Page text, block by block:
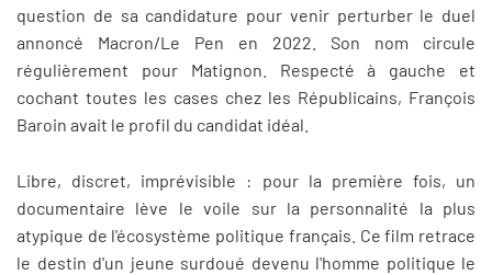
question de sa candidature pour venir perturber le duel
annoncé Macron/Le Pen en 2022. Son nom circule
régulièrement pour Matignon. Respecté à gauche et
cochant toutes les cases chez les Républicains, François
Baroin avait le profil du candidat idéal.
Libre, discret, imprévisible : pour la première fois, un
documentaire lève le voile sur la personnalité la plus
atypique de l'écosystème politique français. Ce film retrace
le destin d'un jeune surdoué devenu l'homme politique le